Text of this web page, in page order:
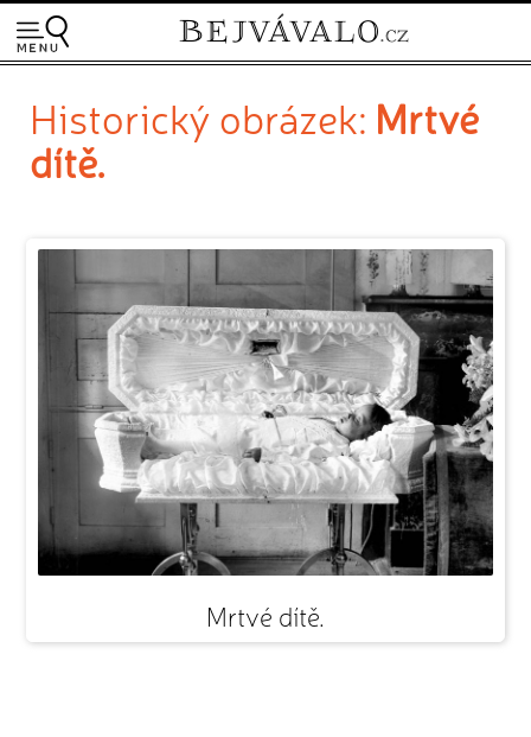
Historický obrázek: Mrtvé
dítě.
Mrtvé dítě.